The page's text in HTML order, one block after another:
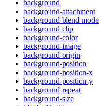
background
background-attachment
background-blend-mode
background-clip
background-color
background-image
background-origin
background-position
background-position-x
background-position-y
background-repeat
background-size